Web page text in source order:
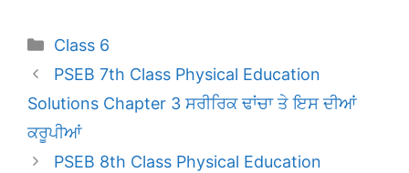
Categories
Class 6
PSEB 7th Class Physical Education
Solutions Chapter 3 ਸਰੀਰਿਕ ਢਾਂਚਾ ਤੇ ਇਸ ਦੀਆਂ
ਕਰੂਪੀਆਂ
PSEB 8th Class Physical Education